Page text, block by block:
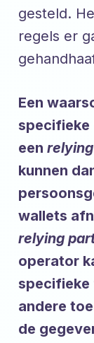
gesteld.
regels er
Een
een
kunnen
wallets
relying
operator
specifieke
andere
de